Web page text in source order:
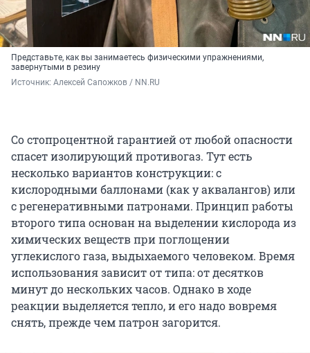
Представьте, как вы занимаетесь физическими упражнениями,
завернутыми в резину
Источник: Алексей Сапожков / NN.RU
Со стопроцентной гарантией от любой опасности
спасет изолирующий противогаз. Тут есть
несколько вариантов конструкции: с
кислородными баллонами (как у аквалангов) или
с регенеративными патронами. Принцип работы
второго типа основан на выделении кислорода из
химических веществ при поглощении
углекислого газа, выдыхаемого человеком. Время
использования зависит от типа: от десятков
минут до нескольких часов. Однако в ходе
реакции выделяется тепло, и его надо вовремя
снять, прежде чем патрон загорится.